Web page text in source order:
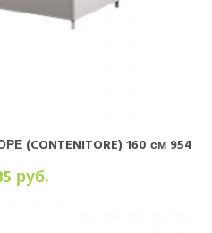
(CONTENITORE) 160 см 954
руб.